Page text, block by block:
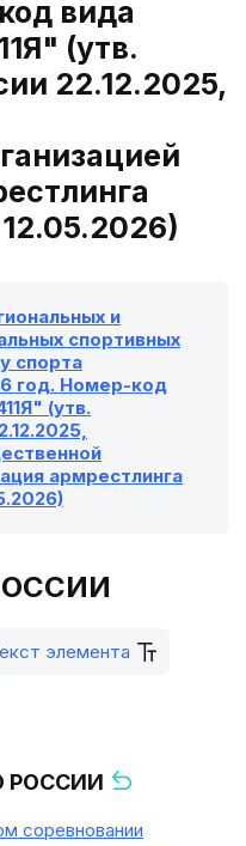
вида
(утв.
22.12.2025,
и
спортивных
спорта
год. Номер-код
(утв.
армрестлинга
элемента
РОССИИ
соревновании